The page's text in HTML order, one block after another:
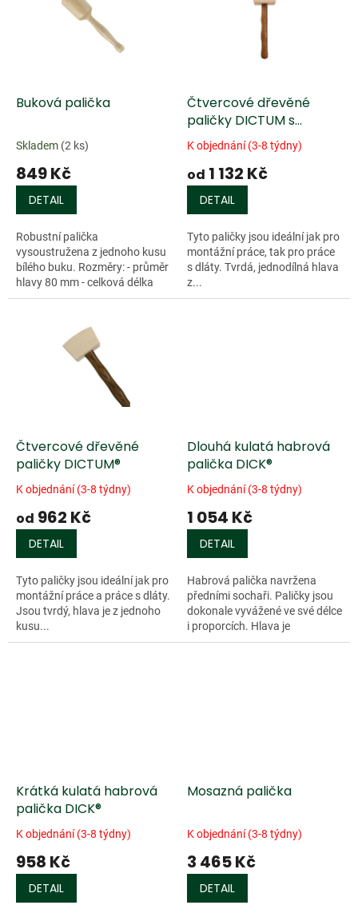
dBuková palička
Skladem (2 ks)
849 Kč
DETAIL
Robustní palička
vysoustružena z jednoho kusu
bílého buku. Rozměry: - průměr
hlavy 80 mm - celková délka
310 mm - hmotnost 520 g
Čtvercové dřevěné
paličky DICTUM s
rukojetí z ošetřeného
ořechu
K objednání (3-8 týdny)
od 1 132 Kč
DETAIL
Tyto paličky jsou ideální jak pro
montážní práce, tak pro práce
s dláty. Tvrdá, jednodílná hlava
z...
Čtvercové dřevěné
paličky DICTUM®
K objednání (3-8 týdny)
od 962 Kč
DETAIL
Tyto paličky jsou ideální jak pro
montážní práce a práce s dláty.
Jsou tvrdý, hlava je z jednoho
kusu...
Dlouhá kulatá habrová
palička DICK®
K objednání (3-8 týdny)
1 054 Kč
DETAIL
Habrová palička navržena
předními sochaři. Paličky jsou
dokonale vyvážené ve své délce
i proporcích. Hlava je
vysoustružena z...
Krátká kulatá habrová
palička DICK®
K objednání (3-8 týdny)
958 Kč
DETAIL
Mosazná palička
K objednání (3-8 týdny)
3 465 Kč
DETAIL